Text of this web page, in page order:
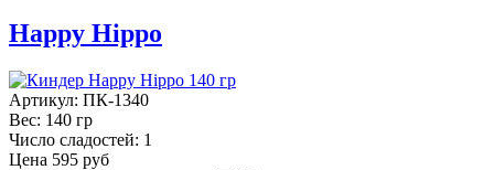
Happy Hippo
Артикул: ПК-1340
Вес: 140 гр
Число сладостей: 1
Цена 595 руб